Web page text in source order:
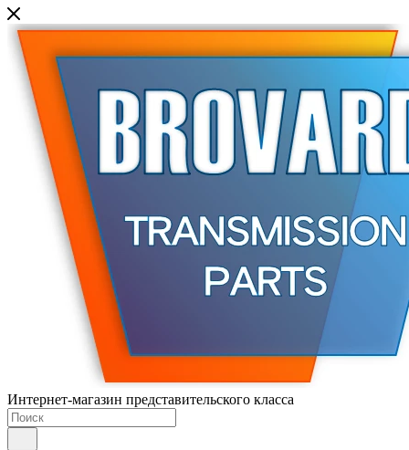
Интернет-магазин представительского класса